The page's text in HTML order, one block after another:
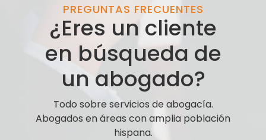
PREGUNTAS FRECUENTES
¿Eres un cliente
en búsqueda de
un abogado?
Todo sobre servicios de abogacía.
Abogados en áreas con amplia población
hispana.